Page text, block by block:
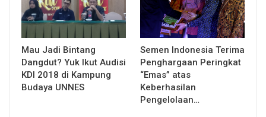
Mau Jadi Bintang
Dangdut? Yuk Ikut Audisi
KDI 2018 di Kampung
Budaya UNNES
Semen Indonesia Terima
Penghargaan Peringkat
“Emas” atas
Keberhasilan
Pengelolaan…